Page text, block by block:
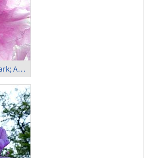
Keukenhof Flower Park; Azaleas (1)